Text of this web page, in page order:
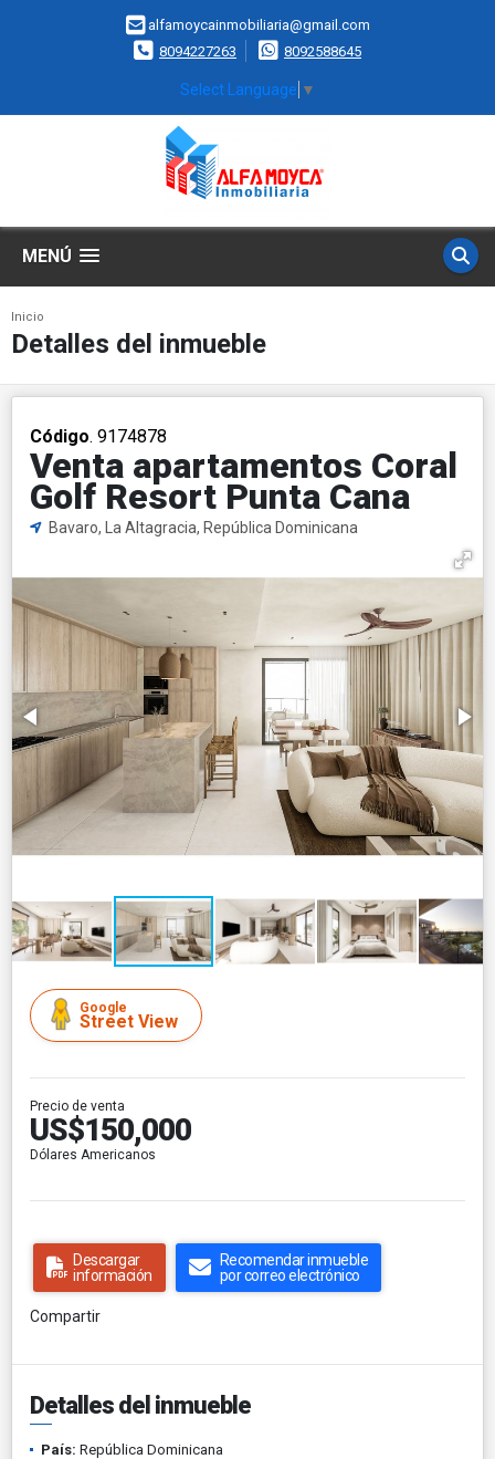
alfamoycainmobiliaria@gmail.com
8094227263
8092588645
Select Language ▼
MENÚ
Inicio
Detalles del inmueble
Código. 9174878
Venta apartamentos Coral
Golf Resort Punta Cana
Bavaro, La Altagracia, República Dominicana
Google
Street View
Precio de venta
US$150,000
Dólares Americanos
Descargar
información
Recomendar inmueble
por correo electrónico
Compartir
Detalles del inmueble
País: República Dominicana